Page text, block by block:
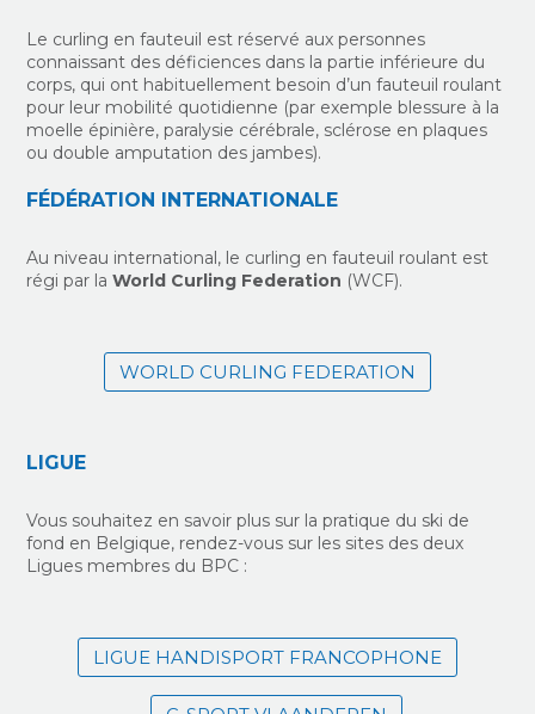
Le curling en fauteuil est réservé aux personnes
connaissant des déficiences dans la partie inférieure du
corps, qui ont habituellement besoin d’un fauteuil roulant
pour leur mobilité quotidienne (par exemple blessure à la
moelle épinière, paralysie cérébrale, sclérose en plaques
ou double amputation des jambes).
FÉDÉRATION INTERNATIONALE
Au niveau international, le curling en fauteuil roulant est
régi par laWorld Curling Federation (WCF).
WORLD CURLING FEDERATION
LIGUE
Vous souhaitez en savoir plus sur la pratique du ski de
fond en Belgique, rendez-vous sur les sites des deux
Ligues membres du BPC :
LIGUE HANDISPORT FRANCOPHONE